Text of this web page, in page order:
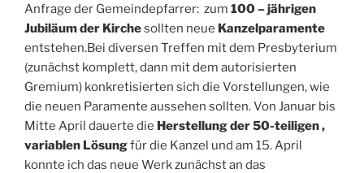
Anfrage der Gemeindepfarrer: zum 100 – jährigen
Jubiläum der Kirchesollten neue Kanzelparamente
entstehen.Bei diversen Treffen mit dem Presbyterium
(zunächst komplett, dann mit dem autorisierten
Gremium) konkretisierten sich die Vorstellungen, wie
die neuen Paramente aussehen sollten. Von Januar bis
Mitte April dauerte die Herstellung der 50-teiligen ,
variablen Lösungfür die Kanzel und am 15. April
konnte ich das neue Werk zunächst an das